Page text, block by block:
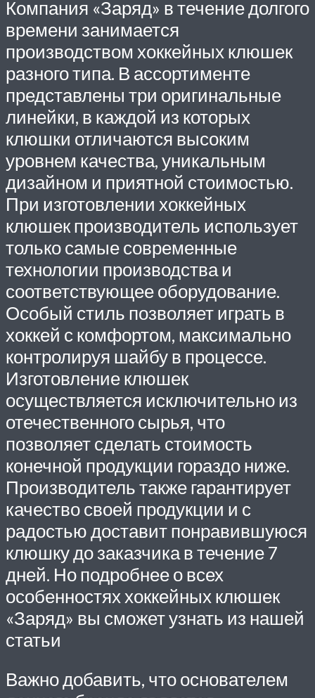
Компания «Заряд» в течение долгого
времени занимается
производством хоккейных клюшек
разного типа. В ассортименте
представлены три оригинальные
линейки, в каждой из которых
клюшки отличаются высоким
уровнем качества, уникальным
дизайном и приятной стоимостью.
При изготовлении хоккейных
клюшек производитель использует
только самые современные
технологии производства и
соответствующее оборудование.
Особый стиль позволяет играть в
хоккей с комфортом, максимально
контролируя шайбу в процессе.
Изготовление клюшек
осуществляется исключительно из
отечественного сырья, что
позволяет сделать стоимость
конечной продукции гораздо ниже.
Производитель также гарантирует
качество своей продукции и с
радостью доставит понравившуюся
клюшку до заказчика в течение 7
дней. Но подробнее о всех
особенностях хоккейных клюшек
«Заряд» вы сможет узнать из нашей
статьи
Важно добавить, что основателем